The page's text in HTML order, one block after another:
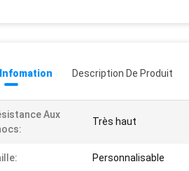
Description De Produit
Aux
Très haut
Personnalisable